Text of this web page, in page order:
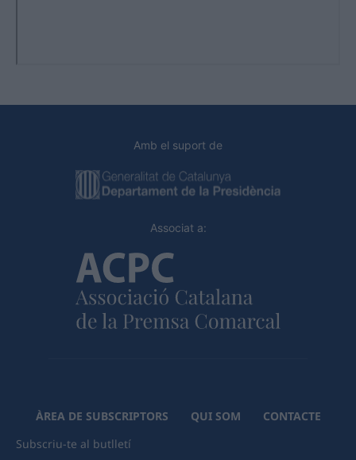
Amb el suport de
Associat a:
ÀREA DE SUBSCRIPTORS QUI SOM
CONTACTE
Subscriu-te al butlletí